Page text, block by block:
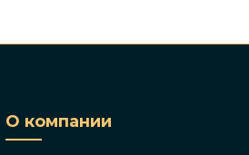
О компании